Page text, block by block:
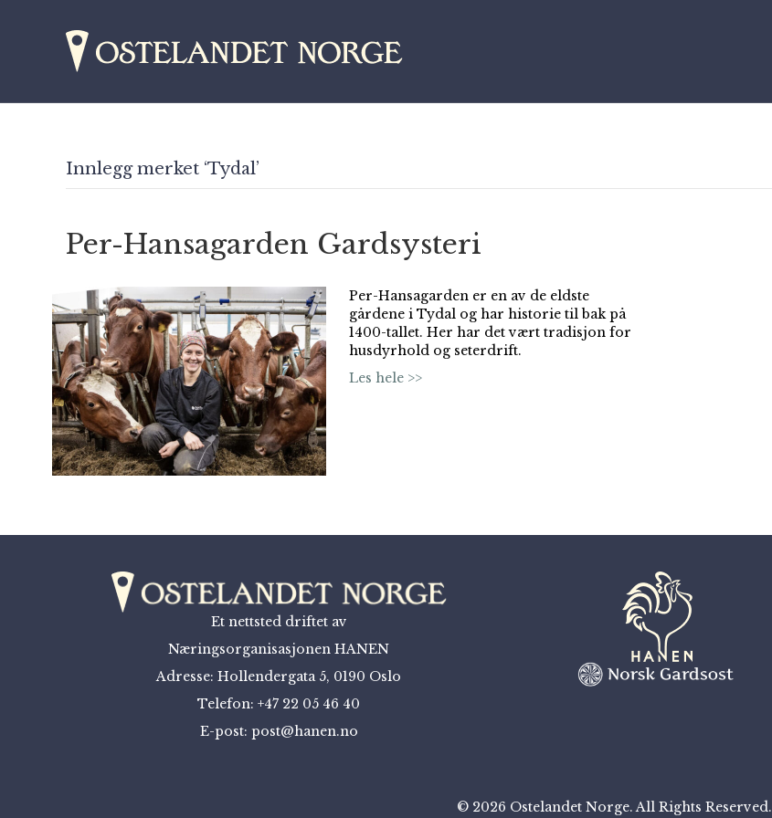
Innlegg merket ‘Tydal’
Per-Hansagarden Gardsysteri
Per-Hansagarden er en av de eldste
gårdene i Tydal og har historie til bak på
1400-tallet. Her har det vært tradisjon for
husdyrhold og seterdrift.
Les hele >>
Et nettsted driftet av
Næringsorganisasjonen HANEN
Adresse: Hollendergata 5, 0190 Oslo
Telefon: +47 22 05 46 40
E-post: post@hanen.no
© 2026 Ostelandet Norge. All Rights Reserved.